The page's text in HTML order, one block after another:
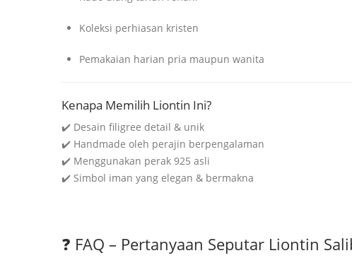
Koleksi perhiasan kristen
Pemakaian harian pria maupun wanita
Kenapa Memilih Liontin Ini?
✔️ Desain filigree detail & unik
✔️ Handmade oleh perajin berpengalaman
✔️ Menggunakan perak 925 asli
✔️ Simbol iman yang elegan & bermakna
❓ FAQ – Pertanyaan Seputar Liontin